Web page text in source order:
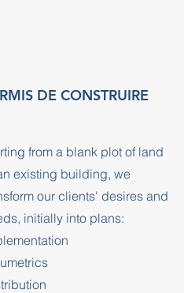
DE CONSTRUIRE
from a blank plot of land
existing building, we
our clients' desires and
initially into plans: